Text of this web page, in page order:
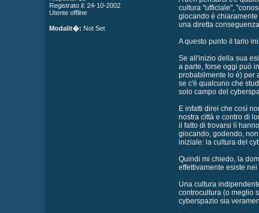
Registrato il: 24-10-2002
Utente offline
Modalit�: Not Set
cultura "ufficiale",
giocando è
una diretta
A questo punto il tarlo
Se all'inizio della sua
a parte, forse oggi può
probabilmente lo è) per
se c'è qualcuno che
solo campo del
E infatti direi che così
nostra città e contro di
il fatto di trovarsi lì
giocando, godendo,
iniziale: la cultura del
Quindi mi chiedo, la
effettivamente esiste
Una cultura
controcultura (o meglio
cyberspazio sia